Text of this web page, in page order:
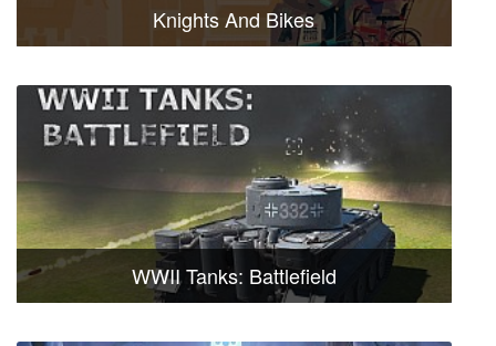
Knights And Bikes
WWII Tanks: Battlefield